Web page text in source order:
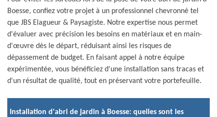
Boesse, confiez votre projet à un professionnel chevronné tel
que JBS Elagueur & Paysagiste. Notre expertise nous permet
d'évaluer avec précision les besoins en matériaux et en main-
d'œuvre dès le départ, réduisant ainsi les risques de
dépassement de budget. En faisant appel à notre équipe
expérimentée, vous bénéficiez d'une installation sans tracas et
d'un résultat de qualité, tout en préservant votre portefeuille.
Installation d'abri de jardin à Boesse: quelles sont les